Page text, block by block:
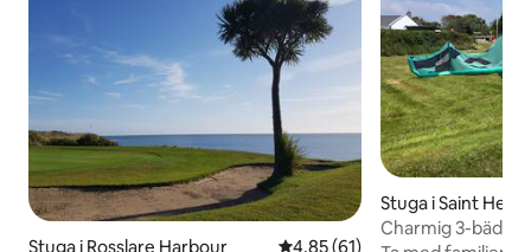
Stuga i Rosslare Harbour 4,85 av 5 i genomsnittligt
4,85 (61)
Stuga i Saint
Charmig 3-bädds